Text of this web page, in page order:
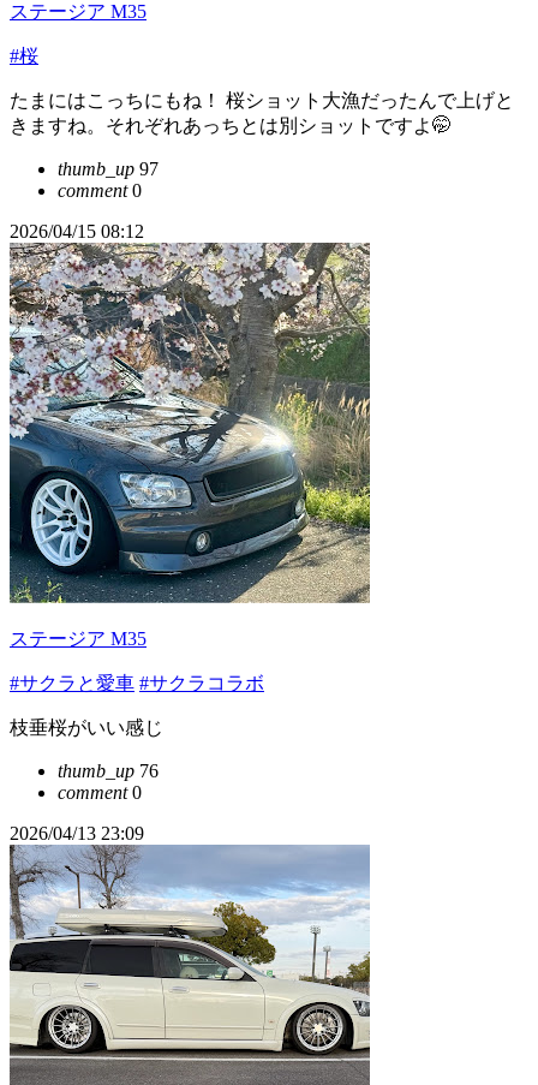
ステージア M35
#桜
たまにはこっちにもね！ 桜ショット大漁だったんで上げと
きますね。それぞれあっちとは別ショットですよ🤭
thumb_up 97
comment0
2026/04/15 08:12
ステージア M35
#サクラと愛車 #サクラコラボ
枝垂桜がいい感じ
thumb_up 76
comment0
2026/04/13 23:09